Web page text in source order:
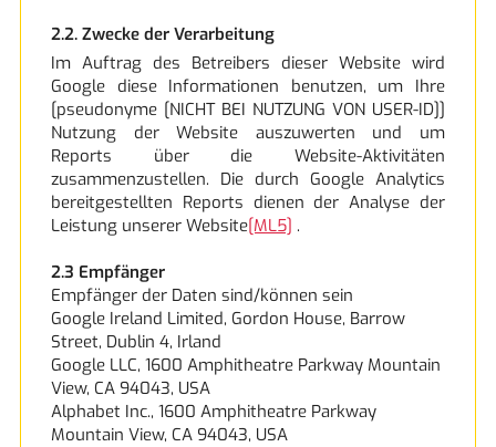
2.2. Zwecke der Verarbeitung
Im Auftrag des Betreibers dieser Website wird
Google diese Informationen benutzen, um Ihre
[pseudonyme [NICHT BEI NUTZUNG VON USER-ID]]
Nutzung der Website auszuwerten und um
Reports über die Website-Aktivitäten
zusammenzustellen. Die durch Google Analytics
bereitgestellten Reports dienen der Analyse der
Leistung unserer Website[ML5] .
2.3 Empfänger
Empfänger der Daten sind/können sein
Google Ireland Limited, Gordon House, Barrow
Street, Dublin 4, Irland
Google LLC, 1600 Amphitheatre Parkway Mountain
View, CA 94043, USA
Alphabet Inc., 1600 Amphitheatre Parkway
Mountain View, CA 94043, USA